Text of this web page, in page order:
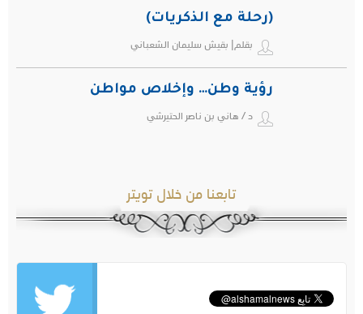
(رحلة مع الذكريات)
بقلم| بقيش سليمان الشعباني
رؤية وطن… وإخلاص مواطن
د / هاني بن ناصر الحتيرشي
تابعنا من خلال تويتر